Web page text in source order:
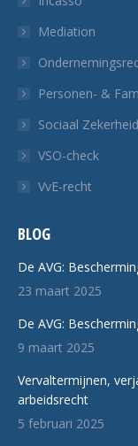
Mediation
Personen- &
Sociaal
VSO-check
VvE-recht
BLOG
De AVG:
23 maart 2025
De AVG:
9 maart 2025
Vervaltermijnen,
arbeidsrecht
5 februari 2025